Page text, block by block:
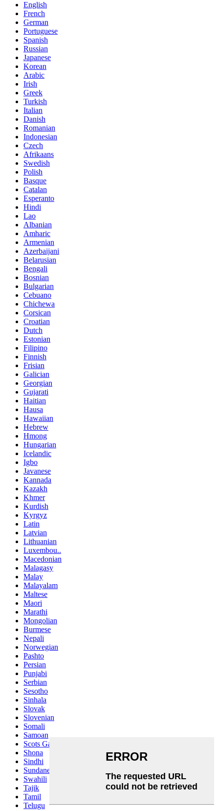
English
French
German
Portuguese
Spanish
Russian
Japanese
Korean
Arabic
Irish
Greek
Turkish
Italian
Danish
Romanian
Indonesian
Czech
Afrikaans
Swedish
Polish
Basque
Catalan
Esperanto
Hindi
Lao
Albanian
Amharic
Armenian
Azerbaijani
Belarusian
Bengali
Bosnian
Bulgarian
Cebuano
Chichewa
Corsican
Croatian
Dutch
Estonian
Filipino
Finnish
Frisian
Galician
Georgian
Gujarati
Haitian
Hausa
Hawaiian
Hebrew
Hmong
Hungarian
Icelandic
Igbo
Javanese
Kannada
Kazakh
Khmer
Kurdish
Kyrgyz
Latin
Latvian
Lithuanian
Luxembou..
Macedonian
Malagasy
Malay
Malayalam
Maltese
Maori
Marathi
Mongolian
Burmese
Nepali
Norwegian
Pashto
Persian
Punjabi
Serbian
Sesotho
Sinhala
Slovak
Slovenian
Somali
Samoan
Scots Gaelic
Shona
Sindhi
Sundanese
Swahili
Tajik
Tamil
Telugu